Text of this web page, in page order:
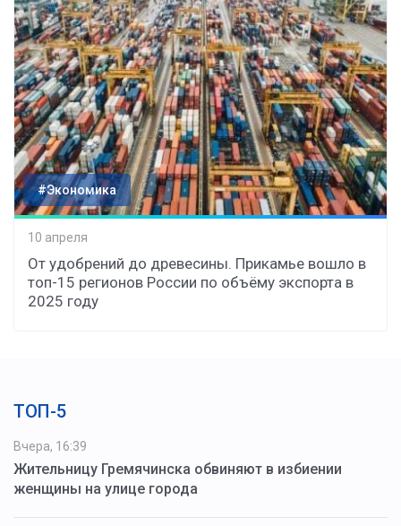
#Экономика
10 апреля
От удобрений до древесины. Прикамье вошло в
топ-15 регионов России по объёму экспорта в
2025 году
ТОП-5
Вчера, 16:39
Жительницу Гремячинска обвиняют в избиении
женщины на улице города